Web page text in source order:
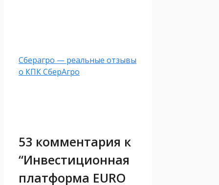
Сберагро — реальные отзывы
о КПК СберАгро
53 комментария к
“Инвестиционная
платформа EURO